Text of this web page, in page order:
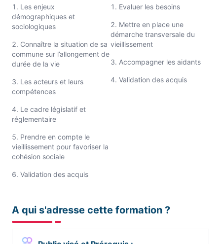
Les enjeux
démographiques et
sociologiques
Connaître la situation de sa
commune sur l’allongement de
durée de la vie
Les acteurs et leurs
compétences
Le cadre législatif et
réglementaire
Prendre en compte le
vieillissement pour favoriser la
cohésion sociale
Validation des acquis
Evaluer les besoins
Mettre en place une
démarche transversale du
vieillissement
Accompagner les aidants
Validation des acquis
A qui s'adresse cette formation ?